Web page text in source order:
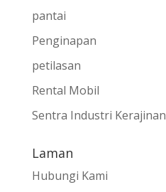
pantai
Penginapan
petilasan
Rental Mobil
Sentra Industri Kerajinan
Laman
Hubungi Kami